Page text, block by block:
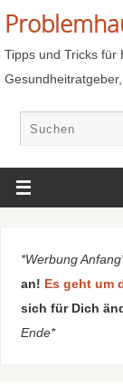
Tipps und Tricks für
*Werbung
an! Es geht um
sich für Dich
Ende*